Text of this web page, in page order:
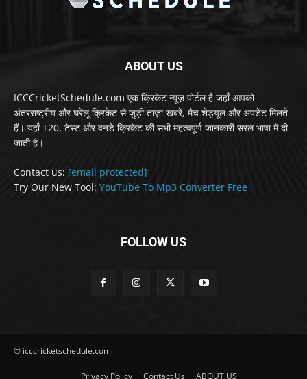
ABOUT US
ICCCricketSchedule.com एक क्रिकेट न्यूज़ पोर्टल है जहाँ आपको
अंतरराष्ट्रीय और घरेलू क्रिकेट से जुड़ी ताज़ा खबरें, मैच शेड्यूल और अपडेट मिलते
हैं। यहाँ T20, टेस्ट और वनडे क्रिकेट की सभी महत्वपूर्ण जानकारी सरल भाषा में दी
जाती है।
Contact us: [email protected]
Try Our New Tool: YouTube To Mp3 Converter Free
FOLLOW US
© icccricketschedule.com
Privacy Policy Contact Us ABOUT US